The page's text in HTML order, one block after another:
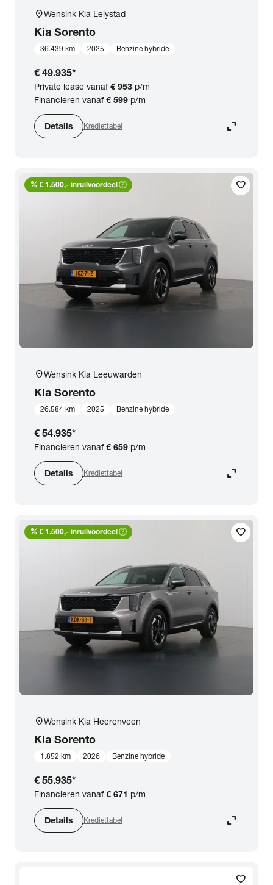
location_onWensink Kia Lelystad
Kia Sorento
36.439 km 2025 Benzine hybride
€ 49.935*
Private lease vanaf€ 953 p/m
Financieren vanaf€ 599 p/m
Details Krediettabel expand_content
favorite
percent € 1.500,- inruilvoordeelhelp_outline
location_onWensink Kia Leeuwarden
Kia Sorento
26.584 km 2025 Benzine hybride
€ 54.935*
Financieren vanaf€ 659 p/m
Details Krediettabel expand_content
favorite
percent € 1.500,- inruilvoordeelhelp_outline
location_onWensink Kia Heerenveen
Kia Sorento
1.852 km 2026 Benzine hybride
€ 55.935*
Financieren vanaf€ 671 p/m
Details Krediettabel expand_content
favorite